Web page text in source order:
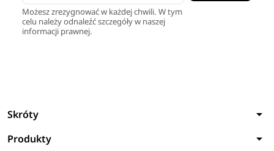
Możesz zrezygnować w każdej chwili. W tym
celu należy odnaleźć szczegóły w naszej
informacji prawnej.
Skróty arrow_drop_down
Produkty arrow_drop_down